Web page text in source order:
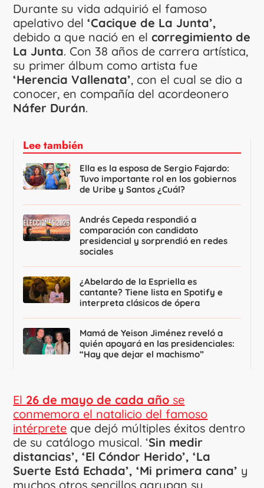
Durante su vida adquirió el famoso
apelativo del ‘Cacique de La Junta’,
debido a que nació en elcorregimiento de
La Junta. Con 38 años de carrera artística,
su primer álbum como artista fue
‘Herencia Vallenata’, con el cual se dio a
conocer, en compañía del acordeonero
Náfer Durán.
Lee también
Ella es la esposa de Sergio Fajardo:
Tuvo importante rol en los gobiernos
de Uribe y Santos ¿Cuál?
Andrés Cepeda respondió a
comparación con candidato
presidencial y sorprendió en redes
sociales
¿Abelardo de la Espriella es
cantante? Tiene lista en Spotify e
interpreta clásicos de ópera
Mamá de Yeison Jiménez reveló a
quién apoyará en las presidenciales:
“Hay que dejar el machismo”
El 26 de mayo de cada año se
conmemora el natalicio del famoso
intérprete que dejó múltiples éxitos dentro
de su catálogo musical. ‘Sin medir
distancias’, ‘El Cóndor Herido’, ‘La
Suerte Está Echada’, ‘Mi primera cana’ y
muchos otros sencillos agrupan su